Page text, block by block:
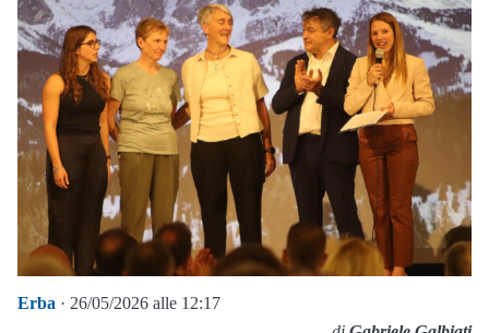
Erba · 26/05/2026 alle 12:17